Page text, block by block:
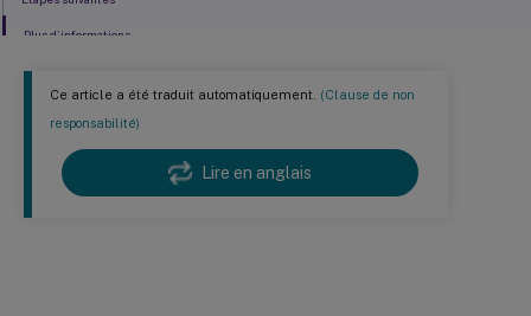
Ce article a été traduit automatiquement. (Clause de non
responsabilité)
Lire en anglais
Plus d’informations